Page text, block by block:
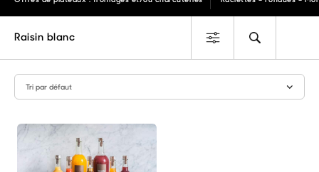
Raisin blanc